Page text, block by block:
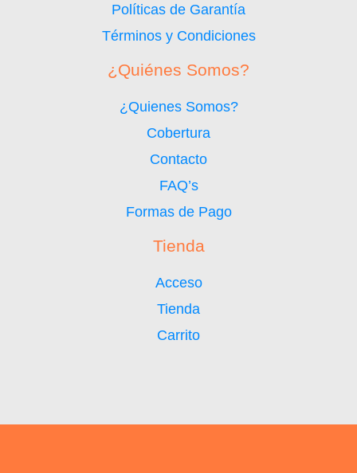
Políticas de Garantía
Términos y Condiciones
¿Quiénes Somos?
¿Quienes Somos?
Cobertura
Contacto
FAQ’s
Formas de Pago
Tienda
Acceso
Tienda
Carrito